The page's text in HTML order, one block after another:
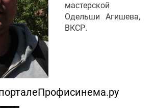
мастерской
Одельши Агишева,
ВКСР.
Профисинема.ру